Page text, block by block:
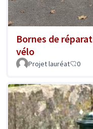
Bornes de
vélo
Projet lauréat 0